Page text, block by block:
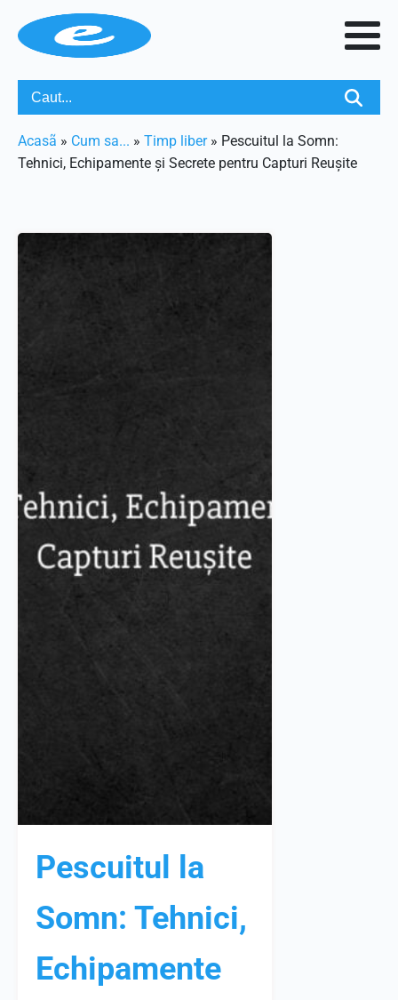
Acasã » Cum sa... » Timp liber» Pescuitul la Somn:
Tehnici, Echipamente și Secrete pentru Capturi Reușite
Pescuitul la
Somn: Tehnici,
Echipamente